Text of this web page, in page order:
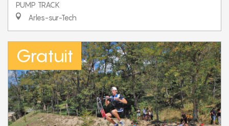
PUMP TRACK
Arles-sur-Tech
Gratuit